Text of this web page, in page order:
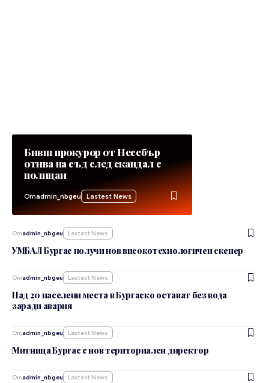
Бивш прокурор от Несебър
отива на съд след скандал с
полицаи
Отadmin_nbgeu Lastest News
Отadmin_nbgeu Lastest News
УМБАЛ Бургас получи нов високотехнологичен скенер
Отadmin_nbgeu Lastest News
Над 20 населени места в Бургаско остават без вода
заради авария
Отadmin_nbgeu Lastest News
Митница Бургас с нов териториален директор
Отadmin_nbgeu Lastest News